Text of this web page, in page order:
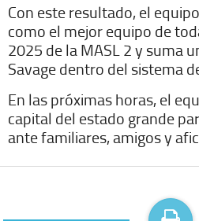
Con este resultado, el
como el mejor equipo de
2025 de la MASL 2 y suma
Savage dentro del sistema
En las próximas horas, el
capital del estado grande
ante familiares, amigos y